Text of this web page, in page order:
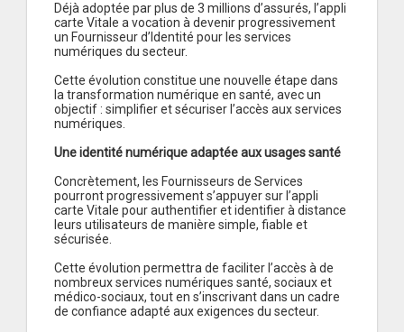
Déjà adoptée par plus de 3 millions d’assurés, l’appli
carte Vitale a vocation à devenir progressivement
un Fournisseur d’Identité pour les services
numériques du secteur.
Cette évolution constitue une nouvelle étape dans
la transformation numérique en santé, avec un
objectif : simplifier et sécuriser l’accès aux services
numériques.
Une identité numérique adaptée aux usages santé
Concrètement, les Fournisseurs de Services
pourront progressivement s’appuyer sur l’appli
carte Vitale pour authentifier et identifier à distance
leurs utilisateurs de manière simple, fiable et
sécurisée.
Cette évolution permettra de faciliter l’accès à de
nombreux services numériques santé, sociaux et
médico-sociaux, tout en s’inscrivant dans un cadre
de confiance adapté aux exigences du secteur.